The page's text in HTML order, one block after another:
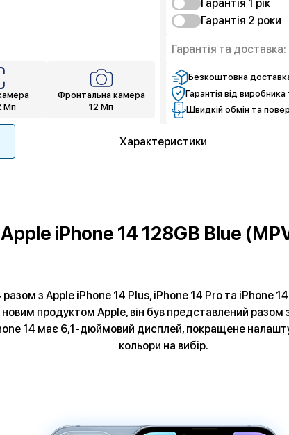
Мп
Фронтальна камера
12 Мп
Гарантія 1 рiк
Захист від
Чистий спокій
Гарантія 2 роки
Захист екрану
Чистий спокій
Гарантія та доставка:
Безкоштовна
Гарантія від
Швидкій обмін та
Характеристики
Apple iPhone 14 128GB Blue
з Apple iPhone 14 Plus, iPhone 14 Pro та iPhone
продуктом Apple, він був представлений разом
14 має 6,1-дюймовий дисплей, покращене
кольори на вибір.